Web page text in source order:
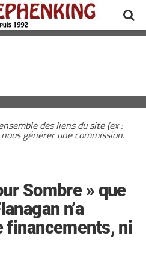
des liens du site (ex :
générer une commission.
Sombre » que
n’a
financements, ni